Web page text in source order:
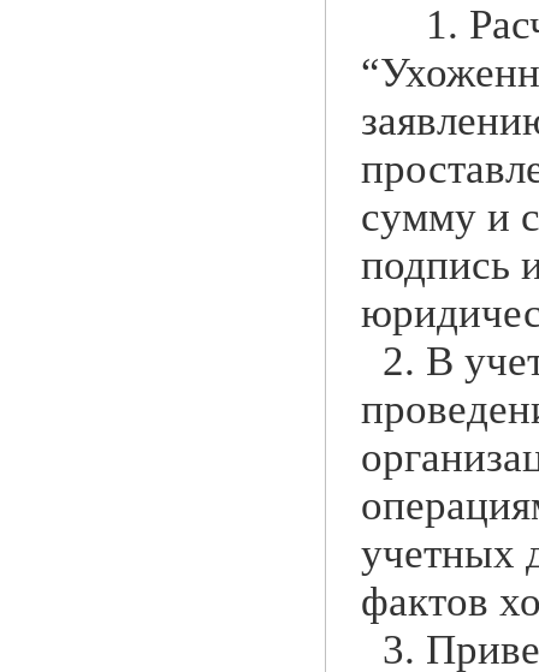
1.
сумму и
подпись
2. В
учетных
фактов
3.